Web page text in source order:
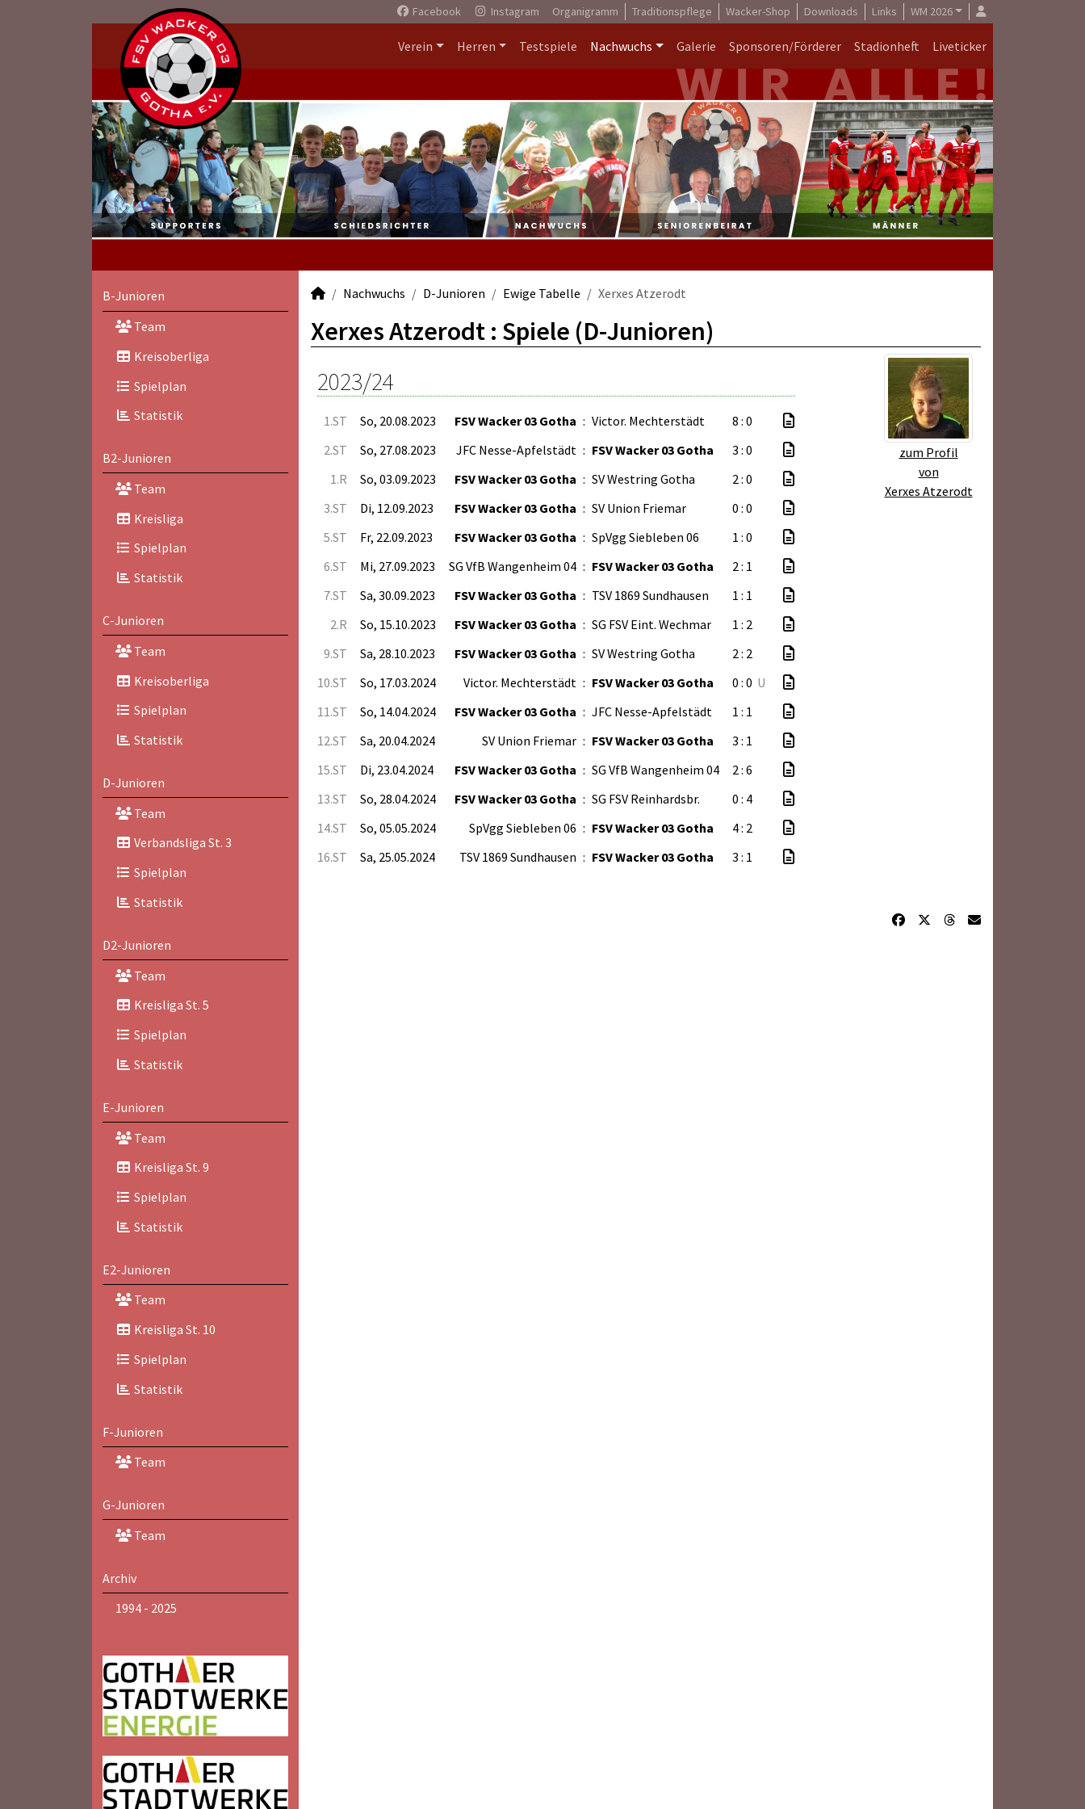
Facebook Instagram Organigramm Traditionspflege Wacker-Shop Downloads Links WM 2026
Verein Herren Testspiele Nachwuchs Galerie Sponsoren/Förderer Stadionheft Liveticker
B-Junioren
Team
Kreisoberliga
Spielplan
Statistik
B2-Junioren
Team
Kreisliga
Spielplan
Statistik
C-Junioren
Team
Kreisoberliga
Spielplan
Statistik
D-Junioren
Team
Verbandsliga St. 3
Spielplan
Statistik
D2-Junioren
Team
Kreisliga St. 5
Spielplan
Statistik
E-Junioren
Team
Kreisliga St. 9
Spielplan
Statistik
E2-Junioren
Team
Kreisliga St. 10
Spielplan
Statistik
F-Junioren
Team
G-Junioren
Team
Archiv
1994 - 2025
Nachwuchs D-Junioren Ewige Tabelle Xerxes Atzerodt
Xerxes Atzerodt : Spiele (D-Junioren)
zum Profil
von
Xerxes Atzerodt
2023/24
1.ST So, 20.08.2023 FSV Wacker 03 Gotha : Victor. Mechterstädt
8 : 0
2.ST
So, 27.08.2023 JFC Nesse-Apfelstädt : FSV Wacker 03 Gotha
3 : 0
1.R
So, 03.09.2023 FSV Wacker 03 Gotha : SV Westring Gotha
2 : 0
3.ST
Di, 12.09.2023 FSV Wacker 03 Gotha : SV Union Friemar
0 : 0
5.ST
Fr, 22.09.2023 FSV Wacker 03 Gotha : SpVgg Siebleben 06
1 : 0
6.ST
Mi, 27.09.2023 SG VfB Wangenheim 04 : FSV Wacker 03 Gotha
2 : 1
7.ST
Sa, 30.09.2023 FSV Wacker 03 Gotha : TSV 1869 Sundhausen
1 : 1
2.R
So, 15.10.2023 FSV Wacker 03 Gotha : SG FSV Eint. Wechmar
1 : 2
9.ST
Sa, 28.10.2023 FSV Wacker 03 Gotha : SV Westring Gotha
2 : 2
10.ST
So, 17.03.2024 Victor. Mechterstädt : FSV Wacker 03 Gotha 0 : 0 U
11.ST
So, 14.04.2024 FSV Wacker 03 Gotha : JFC Nesse-Apfelstädt
1 : 1
12.ST
Sa, 20.04.2024 SV Union Friemar : FSV Wacker 03 Gotha
3 : 1
15.ST
Di, 23.04.2024 FSV Wacker 03 Gotha : SG VfB Wangenheim 04
2 : 6
13.ST
So, 28.04.2024 FSV Wacker 03 Gotha : SG FSV Reinhardsbr.
0 : 4
14.ST
So, 05.05.2024 SpVgg Siebleben 06 : FSV Wacker 03 Gotha
4 : 2
16.ST
Sa, 25.05.2024 TSV 1869 Sundhausen : FSV Wacker 03 Gotha 3 : 1